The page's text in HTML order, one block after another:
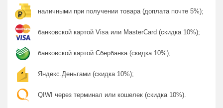
наличными при получении товара (доплата почте 5%);
банковской картой Visa или MasterCard (скидка 10%);
банковской картой Сбербанка (скидка 10%);
Яндекс.Деньгами (скидка 10%);
QIWI через терминал или кошелек (скидка 10%).